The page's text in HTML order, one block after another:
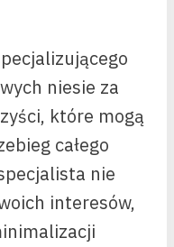
niesie za
które mogą
całego
nie
interesów,